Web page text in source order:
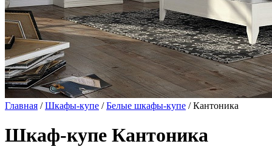
Главная /Шкафы-купе /Белые шкафы-купе / Кантоника
Шкаф-купе Кантоника